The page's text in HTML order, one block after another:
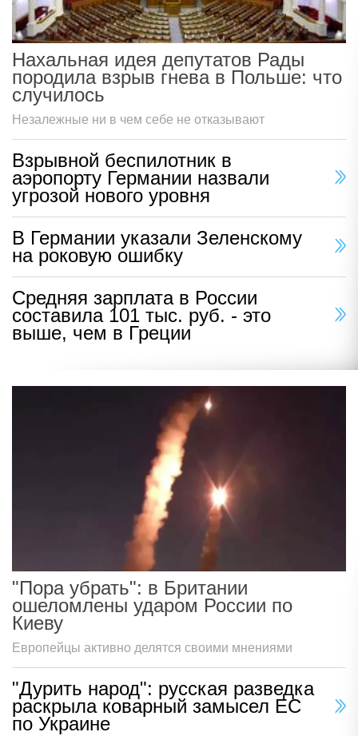
Нахальная идея депутатов Рады
породила взрыв гнева в Польше: что
случилось
Незалежные ни в чем себе не отказывают
Взрывной беспилотник в
аэропорту Германии назвали
угрозой нового уровня
В Германии указали Зеленскому
на роковую ошибку
Средняя зарплата в России
составила 101 тыс. руб. - это
выше, чем в Греции
"Пора убрать": в Британии
ошеломлены ударом России по
Киеву
Европейцы активно делятся своими мнениями
"Дурить народ": русская разведка
раскрыла коварный замысел ЕС
по Украине